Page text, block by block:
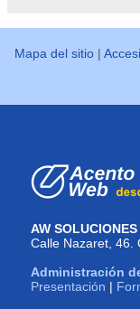
Mapa del sitio |
AW
Calle Nazaret, 46.
Administración
Presentación |